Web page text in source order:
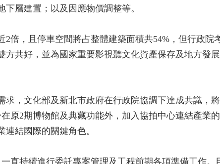
層建置；以及因應物價調整等。
2倍，且停車空間將占整體建築面積共54%，但行政院
方共好，並為國家重要影視聽文化資產保存及地方發
求，文化部及新北市政府在行政院協調下達成共識，
原2期博物館及典藏功能外，加入協拍中心連結產業
結國際的關鍵角色。
直持續進行委託專案管理及工程前期各項準備工作